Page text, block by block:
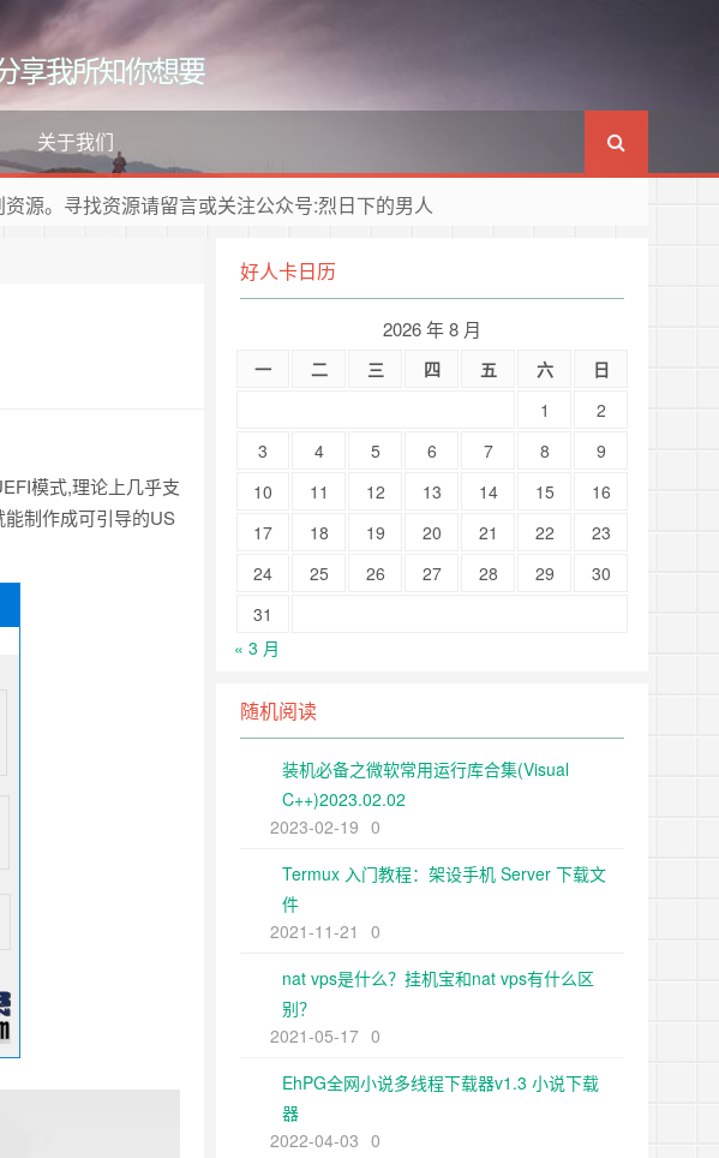
享我所知你想要
关于我们
源。寻找资源请留言或关注公众号:烈日下的男人
模式,理论上几乎支
制作成可引导的US
好人卡日历
2026 年 8 月
一 二 三 四 五 六
日
1
2
3
4 5 6 7 8
9
10
11 12 13 14 15
16
17
18 19 20 21 22
23
24
25 26 27 28 29
30
31
« 3 月
随机阅读
装机必备之微软常用运行库合集(Visual
C++)2023.02.02
2023-02-19 0
Termux 入门教程：架设手机 Server 下载文
件
2021-11-21
0
nat vps是什么？挂机宝和nat vps有什么区
别？
2021-05-17 0
EhPG全网小说多线程下载器v1.3 小说下载
器
2022-04-03 0